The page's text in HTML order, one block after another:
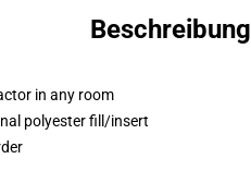
Beschreibung
in any room
polyester fill/insert